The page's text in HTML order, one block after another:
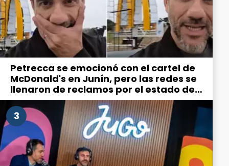
Petrecca se emocionó con el cartel de
McDonald's en Junín, pero las redes se
llenaron de reclamos por el estado de
la ciudad
3